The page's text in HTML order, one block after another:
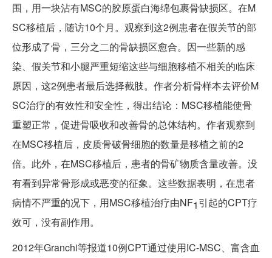
围，用一块沾有MSC的胶原蛋白海绵包裹骨缺损区。在M
SC移植后，随访10个月。观察到这2例患者在假关节的部
位形成了骨，三分之二的骨缺损区愈合。因一些新的感
染、假关节和小腿严重短缩这些与细胞移植不相关的临床
原因，这2例患者最后选择截肢。作者分析骨样本去评价M
SC治疗的有效性和安全性，得出结论：MSC移植能使骨
重塑正常，促进骨吸收和改善骨的总体结构。作者观察到
在MSC移植后，皮质骨破骨细胞的数量是移植之前的2
倍。此外，在MSC移植后，患者的骨矿物质含量改善。没
有看到异常骨形成或恶变的征象。这些数据表明，在患者
病情不严重的况下，用MSC移植治疗由NF1引起的CPT疗
效可，没有副作用。
2012年Granchi等报道10例CPT通过使用IC-MSC、富含血